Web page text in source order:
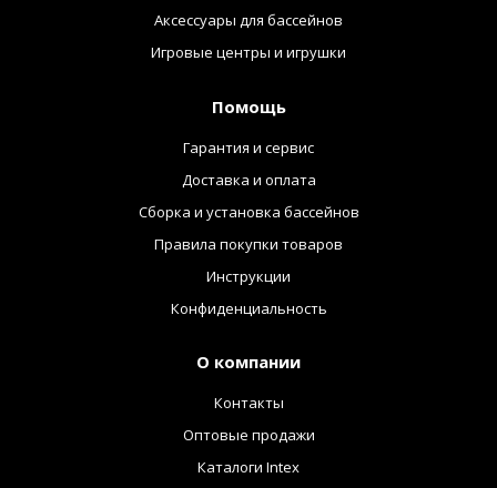
Аксессуары для бассейнов
Игровые центры и игрушки
Помощь
Гарантия и сервис
Доставка и оплата
Сборка и установка бассейнов
Правила покупки товаров
Инструкции
Конфиденциальность
О компании
Контакты
Оптовые продажи
Каталоги Intex